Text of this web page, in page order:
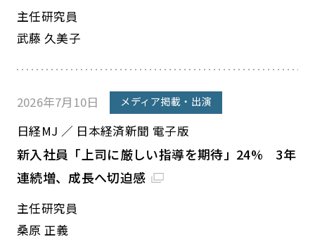
主任研究員
武藤 久美子
2026年7月10日 メディア掲載・出演
日経MJ ／ 日本経済新聞 電子版
新入社員「上司に厳しい指導を期待」24% 3年
連続増、成長へ切迫感
主任研究員
桑原 正義